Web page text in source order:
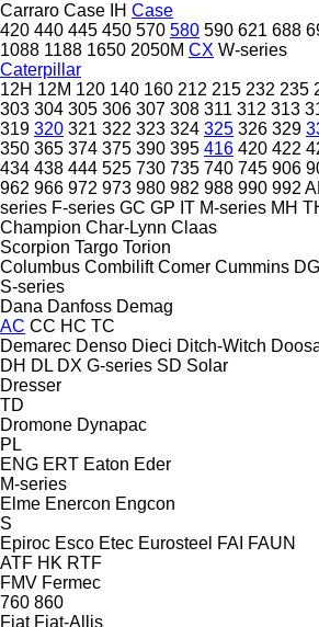
Carraro Case IH Case
420 440 445 450 570 580 590 621 688
1088 1188 1650 2050M CX W-series
Caterpillar
12H 12M 120 140 160 212 215 232 235
303 304 305 306 307 308 311 312 313
319 320 321 322 323 324 325 326 329
350 365 374 375 390 395 416 420 422
434 438 444 525 730 735 740 745 906
962 966 972 973 980 982 988 990 992
series F-series GC GP IT M-series MH
Champion Char-Lynn Claas
Scorpion Targo Torion
Columbus Combilift Comer Cummins
S-series
Dana Danfoss Demag
AC CC HC TC
Demarec Denso Dieci Ditch-Witch
DH DL DX G-series SD Solar
Dresser
TD
Dromone Dynapac
PL
ENG ERT Eaton Eder
M-series
Elme Enercon Engcon
S
Epiroc Esco Etec Eurosteel FAI FAUN
ATF HK RTF
FMV Fermec
760 860
Fiat Fiat-Allis